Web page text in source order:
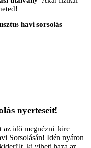
havi sorsolás
nyerteseit!
az idő megnézni, kire
Sorsolásán! Idén nyáron